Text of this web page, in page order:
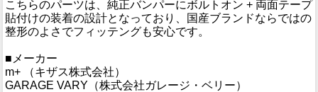
こちらのパーツは、純正バンパーにボルトオン + 両面テープ
貼付けの装着の設計となっており、国産ブランドならではの
整形のよさでフィッテングも安心です。
■メーカー
m+ （キザス株式会社）
GARAGE VARY（株式会社ガレージ・ベリー）